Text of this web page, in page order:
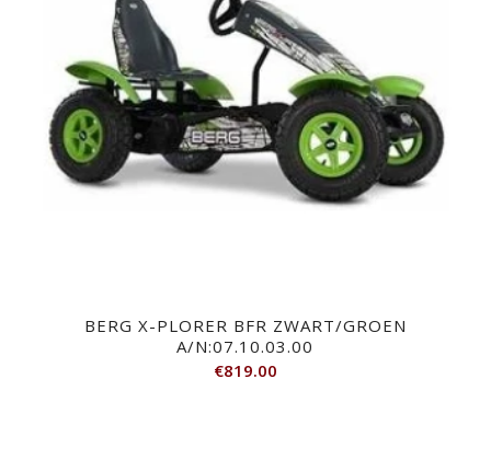
BERG X-PLORER BFR ZWART/GROEN
A/N:07.10.03.00
€819.00